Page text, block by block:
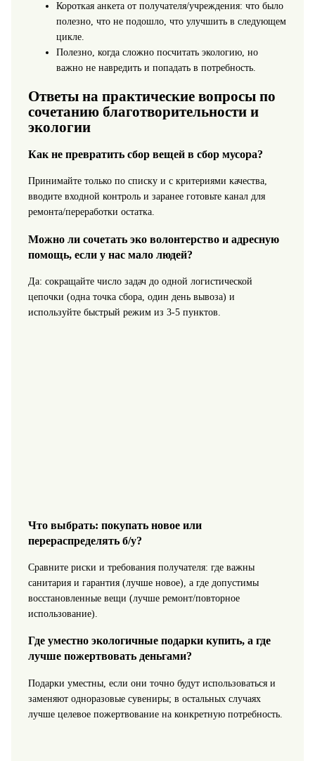
Короткая анкета от получателя/учреждения: что было
полезно, что не подошло, что улучшить в следующем
цикле.
Полезно, когда сложно посчитать экологию, но
важно не навредить и попадать в потребность.
Ответы на практические вопросы по
сочетанию благотворительности и
экологии
Как не превратить сбор вещей в сбор мусора?
Принимайте только по списку и с критериями качества,
вводите входной контроль и заранее готовьте канал для
ремонта/переработки остатка.
Можно ли сочетать эко волонтерство и адресную
помощь, если у нас мало людей?
Да: сокращайте число задач до одной логистической
цепочки (одна точка сбора, один день вывоза) и
используйте быстрый режим из 3-5 пунктов.
Что выбрать: покупать новое или
перераспределять б/у?
Сравните риски и требования получателя: где важны
санитария и гарантия (лучше новое), а где допустимы
восстановленные вещи (лучше ремонт/повторное
использование).
Где уместно экологичные подарки купить, а где
лучше пожертвовать деньгами?
Подарки уместны, если они точно будут использоваться и
заменяют одноразовые сувениры; в остальных случаях
лучше целевое пожертвование на конкретную потребность.